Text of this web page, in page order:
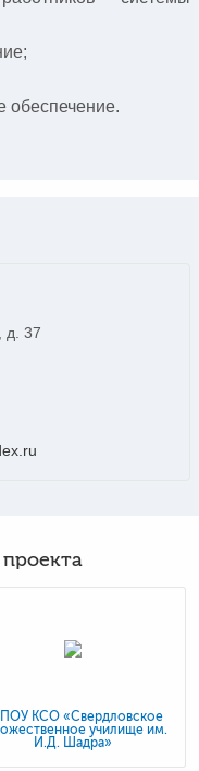
обеспечение.
д. 37
ПОУ КСО «Свердловское
училище им.
И.Д. Шадра»